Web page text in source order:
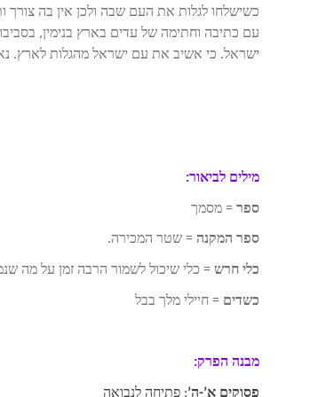
כשישלחו לגלות את העם שבה ולכן אין בה
עם כתיבה וחתימה של עדים בארץ בנימין,
ישראל. כי אשיב את עם ישראל מהגלות לארץ.
מילים לביאור:
ספר = מסמך
ספר המקנה = שטר המכירה.
כלי חרש = כלי שיכול לשמור הרבה זמן על מה
כשדים = חיילי מלך בבל
מבנה הפרק:
פסוקים א’-ה’: פתיחה לנבואה